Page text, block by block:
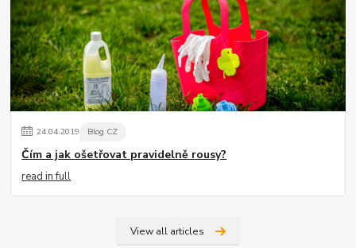
24.04.2019 Blog CZ
Čím a jak ošetřovat pravidelně rousy?
read in full
View all articles